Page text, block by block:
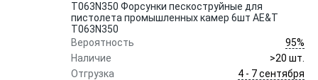
T063N350 Форсунки пескоструйные для
пистолета промышленных камер 6шт AE&T
T063N350
Вероятность
95%
Наличие
>20 шт.
Отгрузка
4 - 7 сентября